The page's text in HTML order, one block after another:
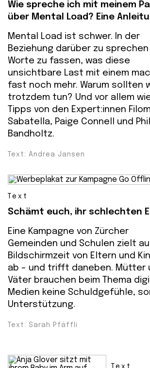
Wie spreche ich mit meinem
über Mental Load? Eine
Mental Load ist schwer. In der
Beziehung darüber zu sprechen
Worte zu fassen, was diese
unsichtbare Last mit einem
fast noch mehr. Warum sollten
trotzdem tun? Und vor allem
Tipps von den Expert:innen
Sabatella, Paige Connell und
Bandholtz.
Text: Andrea Jansen
Text
Schämt euch, ihr schlechten
Eine Kampagne von Zürcher
Gemeinden und Schulen zielt
Bildschirmzeit von Eltern und
ab – und trifft daneben. Mütter
Väter brauchen beim Thema
Medien keine Schuldgefühle,
Unterstützung.
Text: Sarah Pfäffli